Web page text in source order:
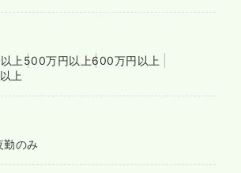
上 500万円以上600万円以上
上
勤のみ